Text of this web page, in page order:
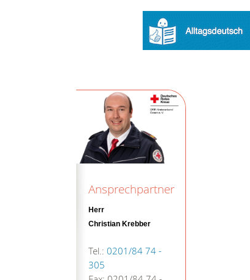
Ansprechpartner
Herr
Christian Krebber
Tel.: 0201/84 74 -
305